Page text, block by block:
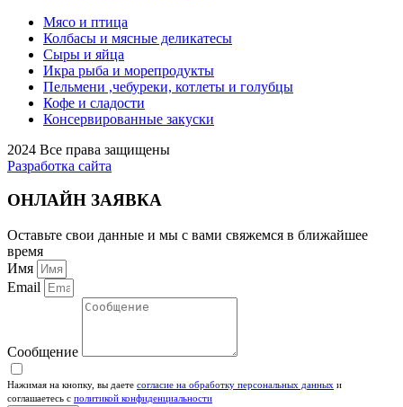
Мясо и птица
Колбасы и мясные деликатесы
Сыры и яйца
Икра рыба и морепродукты
Пельмени ,чебуреки, котлеты и голубцы
Кофе и сладости
Консервированные закуски
2024 Все права защищены
Разработка сайта
ОНЛАЙН ЗАЯВКА
Оставьте свои данные и мы с вами свяжемся в ближайшее
время
Имя
Email
Сообщение
Нажимая на кнопку, вы даете согласие на обработку персональных данных и
соглашаетесь c политикой конфиденциальности